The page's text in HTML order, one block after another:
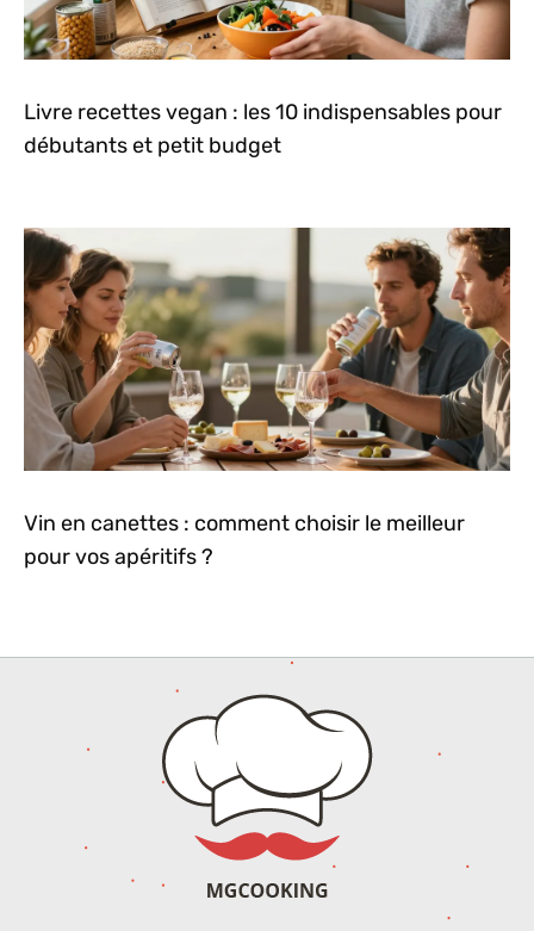
Livre recettes vegan : les 10 indispensables pour
débutants et petit budget
Vin en canettes : comment choisir le meilleur
pour vos apéritifs ?